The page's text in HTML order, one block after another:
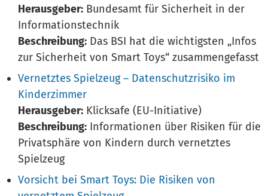
Herausgeber: Bundesamt für Sicherheit in der
Informationstechnik
Beschreibung: Das BSI hat die wichtigsten „Infos
zur Sicherheit von Smart Toys“ zusammengefasst
Vernetztes Spielzeug – Datenschutzrisiko im
Kinderzimmer
Herausgeber: Klicksafe (EU-Initiative)
Beschreibung: Informationen über Risiken für die
Privatsphäre von Kindern durch vernetztes
Spielzeug
Vorsicht bei Smart Toys: Die Risiken von